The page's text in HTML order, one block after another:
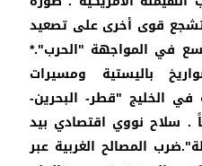
تشجع قوى أخرى على تصعيد
في المواجهة "الحرب".*
باليستية ومسيرات
في الخليج "قطر- البحرين-
. سلاح نووي اقتصادي بيد
المصالح الغربية عبر